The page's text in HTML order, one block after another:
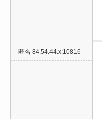
外
匿名 84.54.44.x:10816